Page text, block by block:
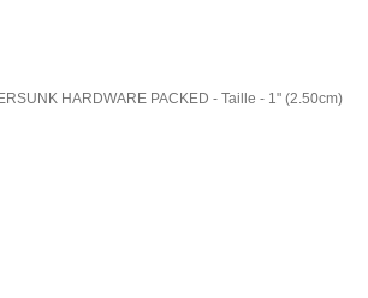
HARDWARE PACKED - Taille - 1" (2.50cm)